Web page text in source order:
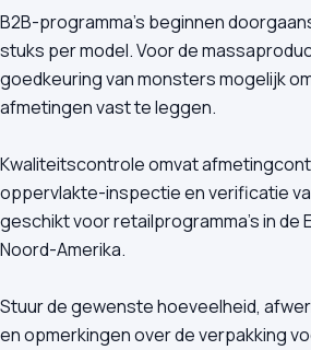
B2B-programma's beginnen
stuks per model. Voor de
goedkeuring van monsters mogelijk
afmetingen vast te leggen.
Kwaliteitscontrole omvat
oppervlakte-inspectie en verificatie
geschikt voor retailprogramma's in de
Noord-Amerika.
Stuur de gewenste hoeveelheid,
en opmerkingen over de verpakking